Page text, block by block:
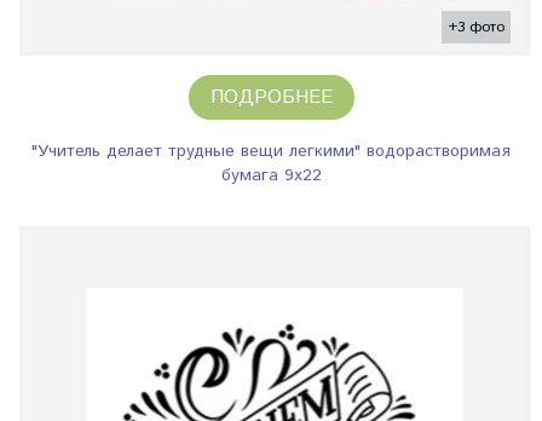
+3 фото
ПОДРОБНЕЕ
"Учитель делает трудные вещи легкими" водорастворимая
бумага 9х22